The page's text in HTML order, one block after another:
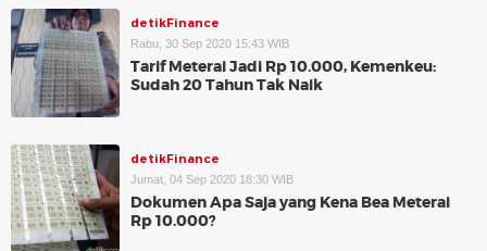
detikFinance
Rabu, 30 Sep 2020 15:43 WIB
Tarif Meterai Jadi Rp 10.000, Kemenkeu:
Sudah 20 Tahun Tak Naik
detikFinance
Jumat, 04 Sep 2020 18:30 WIB
Dokumen Apa Saja yang Kena Bea Meterai
Rp 10.000?